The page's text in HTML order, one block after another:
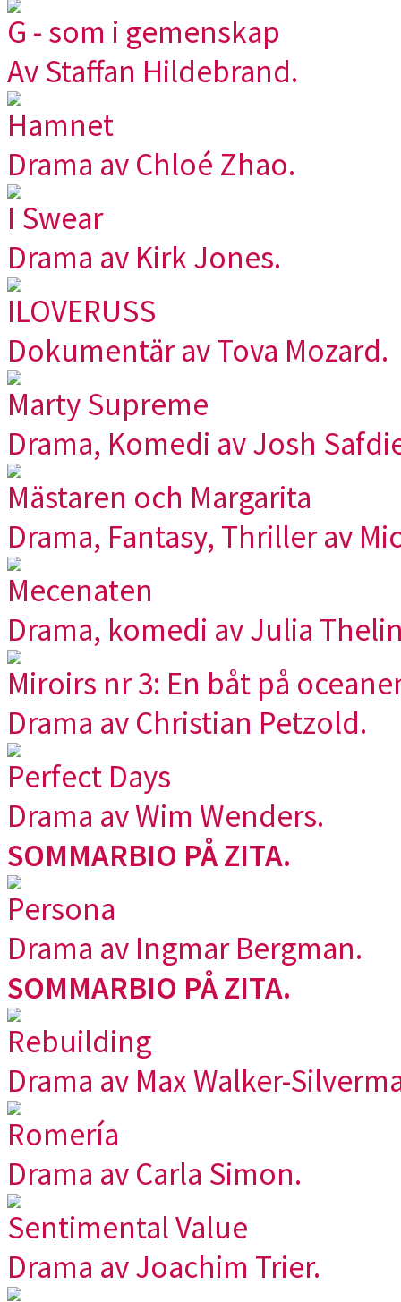
G - som i gemenskap
Av Staffan Hildebrand.
Hamnet
Drama av Chloé Zhao.
I Swear
Drama av Kirk Jones.
ILOVERUSS
Dokumentär av Tova Mozard.
Marty Supreme
Drama, Komedi av Josh
Mästaren och Margarita
Drama, Fantasy, Thriller av
Mecenaten
Drama, komedi av Julia
Miroirs nr 3: En båt på
Drama av Christian Petzold.
Perfect Days
Drama av Wim Wenders.
SOMMARBIO PÅ ZITA.
Persona
Drama av Ingmar Bergman.
SOMMARBIO PÅ ZITA.
Rebuilding
Drama av Max Walker-
Romería
Drama av Carla Simon.
Sentimental Value
Drama av Joachim Trier.